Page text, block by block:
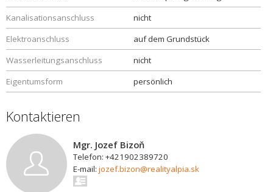
Kanalisationsanschluss
nicht
Elektroanschluss
auf dem Grundstück
Wasserleitungsanschluss
nicht
Eigentumsform
persönlich
Kontaktieren
Mgr. Jozef Bizoň
Telefon: +421902389720
E-mail: jozef.bizon@realityalpia.sk